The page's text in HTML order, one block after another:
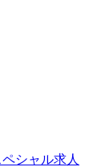
ペシャル求人